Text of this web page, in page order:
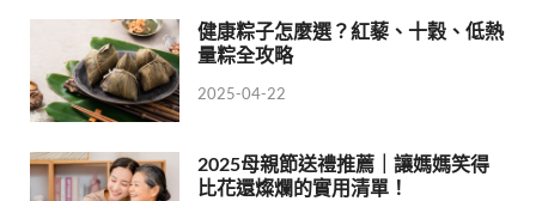
健康粽子怎麼選？紅藜、十穀、低熱
量粽全攻略
2025-04-22
2025母親節送禮推薦｜讓媽媽笑得
比花還燦爛的實用清單！